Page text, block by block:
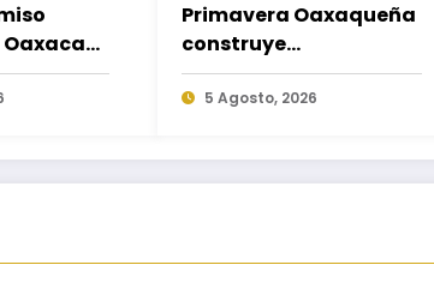
la
de
Primavera Oaxaqueña
construye
infraestructura que
transforma a las
5 Agosto, 2026